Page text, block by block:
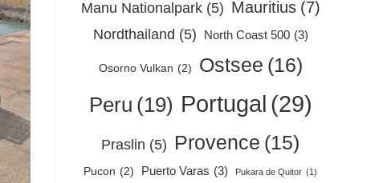
Manu Nationalpark (5) Mauritius (7)
Nordthailand (5) North Coast 500 (3)
Osorno Vulkan (2) Ostsee (16)
Peru (19) Portugal (29)
Praslin (5) Provence (15)
Pucon (2) Puerto Varas (3) Pukara de Quitor (1)